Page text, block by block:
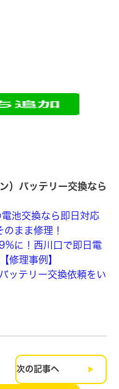
）バッテリー交換なら
池交換なら即日対応
まま修理！
に！西川口で即日電
修理事例】
ッテリー交換依頼をい
次の記事へ